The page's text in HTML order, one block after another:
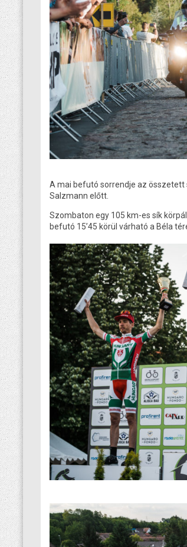
A mai befutó sorrendje az összetett
Salzmann előtt.
Szombaton egy 105 km-es sík
befutó 15’45 körül várható a Béla